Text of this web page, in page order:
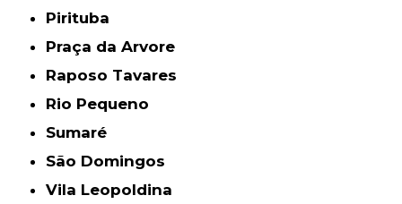
Pirituba
Praça da Arvore
Raposo Tavares
Rio Pequeno
Sumaré
São Domingos
Vila Leopoldina